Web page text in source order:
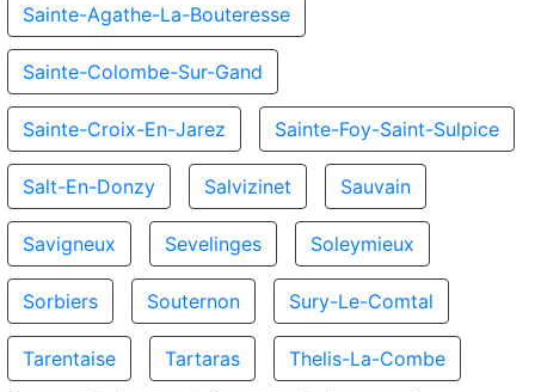
Sainte-Agathe-La-Bouteresse
Sainte-Colombe-Sur-Gand
Sainte-Croix-En-Jarez Sainte-Foy-Saint-Sulpice
Salt-En-Donzy Salvizinet Sauvain
Savigneux Sevelinges Soleymieux
Sorbiers Souternon Sury-Le-Comtal
Tarentaise Tartaras Thelis-La-Combe